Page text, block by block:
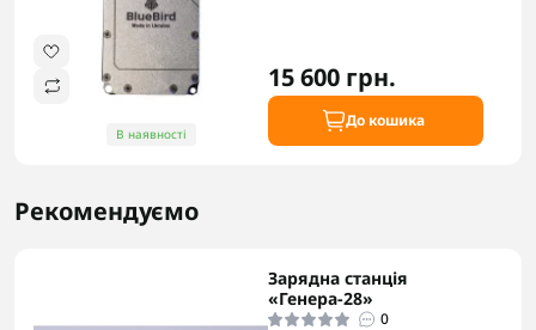
В наявності
15 600 грн.
До кошика
Рекомендуємо
Зарядна станція
«Генера-28»
0